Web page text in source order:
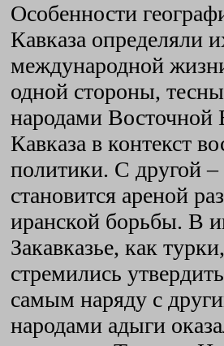
Особенности
Кавказа определяли
международной
одной стороны,
народами
Кавказа в контекст
политики. С другой –
становится ареной
иранской борьбы. В
Закавказье, как
стремились
самым наряду с
народами адыги